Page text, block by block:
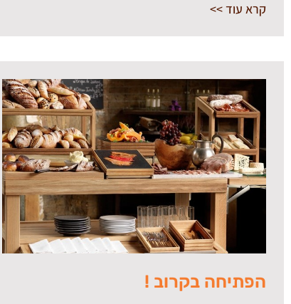
קרא עוד >>
הפתיחה בקרוב !